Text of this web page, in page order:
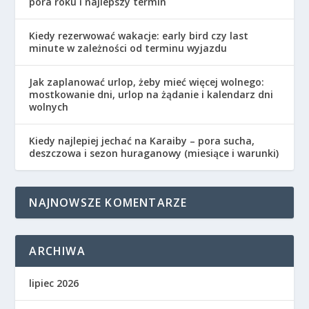
Kiedy rezerwować wakacje: early bird czy last
minute w zależności od terminu wyjazdu
Jak zaplanować urlop, żeby mieć więcej wolnego:
mostkowanie dni, urlop na żądanie i kalendarz dni
wolnych
Kiedy najlepiej jechać na Karaiby – pora sucha,
deszczowa i sezon huraganowy (miesiące i warunki)
NAJNOWSZE KOMENTARZE
ARCHIWA
lipiec 2026